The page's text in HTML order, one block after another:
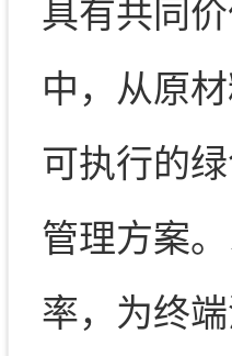
具有共同
中，从原
可执行的
管理方案
率，为终